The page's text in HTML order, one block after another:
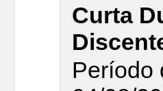
Curta
Período